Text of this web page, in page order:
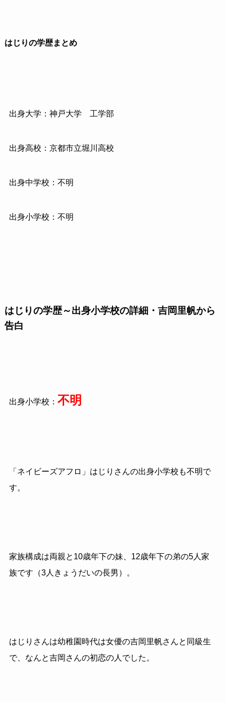
はじりの学歴まとめ
出身大学：神戸大学 工学部
出身高校：京都市立堀川高校
出身中学校：不明
出身小学校：不明
はじりの学歴～出身小学校の詳細・吉岡里帆から
告白
出身小学校： 不明
「ネイビーズアフロ」はじりさんの出身小学校も不明で
す。
家族構成は両親と10歳年下の妹、12歳年下の弟の5人家
族です（3人きょうだいの長男）。
はじりさんは幼稚園時代は女優の吉岡里帆さんと同級生
で、なんと吉岡さんの初恋の人でした。